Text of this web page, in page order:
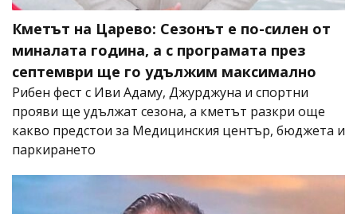
Кметът на Царево: Сезонът е по-силен от
миналата година, а с програмата през
септември ще го удължим максимално
Рибен фест с Иви Адаму, Джурджуна и спортни
прояви ще удължат сезона, а кметът разкри още
какво предстои за Медицинския център, бюджета и
паркирането